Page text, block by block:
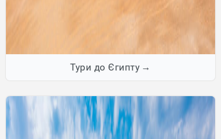
Тури до Єгипту